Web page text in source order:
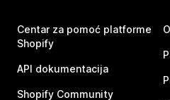
Centar za pomoć platforme
Shopify
API dokumentacija
Shopify Community